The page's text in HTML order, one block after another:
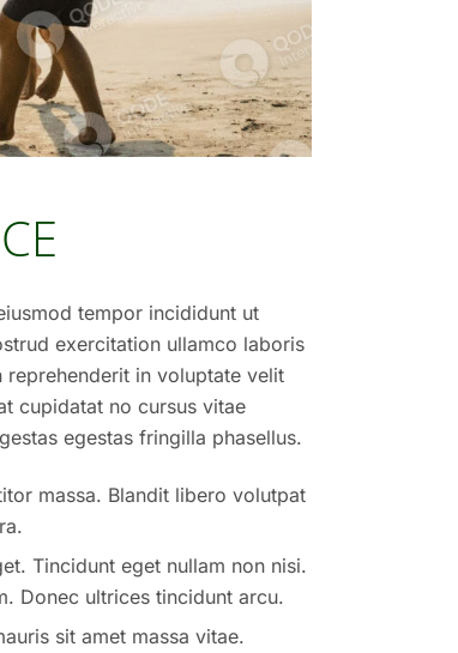
tempor incididunt ut
exercitation ullamco laboris
in voluptate velit
cupidatat no cursus vitae
egestas fringilla phasellus.
massa. Blandit libero volutpat
Tincidunt eget nullam non nisi.
Donec ultrices tincidunt arcu.
sit amet massa vitae.